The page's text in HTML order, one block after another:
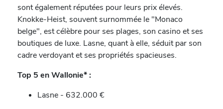
sont également réputées pour leurs prix élevés.
Knokke-Heist, souvent surnommée le "Monaco
belge", est célèbre pour ses plages, son casino et ses
boutiques de luxe. Lasne, quant à elle, séduit par son
cadre verdoyant et ses propriétés spacieuses.
Top 5 en Wallonie* :
Lasne - 632.000 €